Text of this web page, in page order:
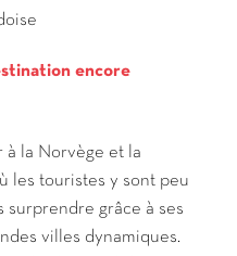
encore
à la Norvège et la
les touristes y sont peu
grâce à ses
villes dynamiques.